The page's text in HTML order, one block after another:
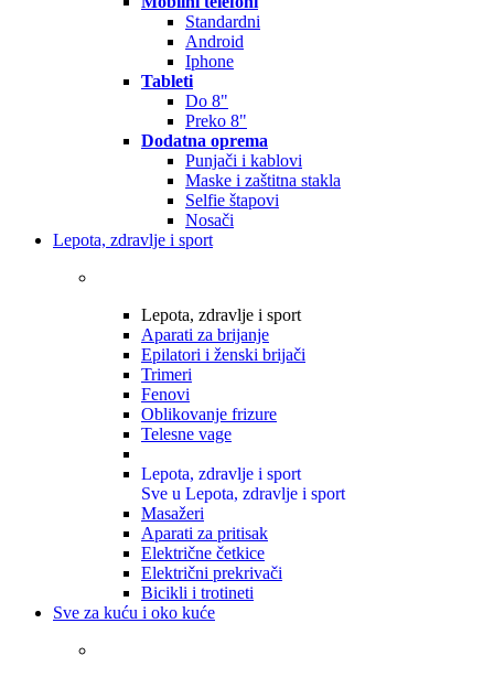
Standardni
Android
Iphone
Tableti
Do 8"
Preko 8"
Dodatna oprema
Punjači i kablovi
Maske i zaštitna stakla
Selfie štapovi
Nosači
Lepota, zdravlje i sport
Lepota, zdravlje i sport
Aparati za brijanje
Epilatori i ženski brijači
Trimeri
Fenovi
Oblikovanje frizure
Telesne vage
Lepota, zdravlje i sport
Sve u Lepota, zdravlje i sport
Masažeri
Aparati za pritisak
Električne četkice
Električni prekrivači
Bicikli i trotineti
Sve za kuću i oko kuće